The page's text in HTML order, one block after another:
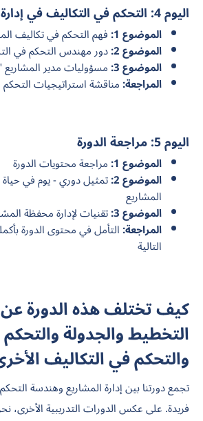
اليوم 4: التحكم في التكاليف في إدارة المشاريع
الموضوع 1: فهم التحكم في تكاليف
الموضوع 2: دور مهندس التحكم في
الموضوع 3: مسؤوليات مدير المشاريع
المراجعة:مناقشة استراتيجيات التحكم
اليوم 5: مراجعة الدورة
الموضوع 1: مراجعة محتويات الدورة
الموضوع 2: تمثيل دوري - يوم في
المشاريع
الموضوع 3: تقنيات لإدارة محفظة
المراجعة:التأمل في محتوى الدورة
التالية
كيف تختلف هذه الدورة
التخطيط والجدولة
والتحكم في التكاليف
تجمع دورتنا بين إدارة المشاريع وهندسة
فريدة. على عكس الدورات التدريبية الأخرى،